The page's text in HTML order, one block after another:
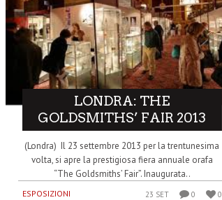
LONDRA: THE
GOLDSMITHS’ FAIR 2013
(Londra) Il 23 settembre 2013 per la trentunesima
volta, si apre la prestigiosa fiera annuale orafa
“The Goldsmiths’ Fair”. Inaugurata..
ESPOSIZIONI 23 SET 0 0